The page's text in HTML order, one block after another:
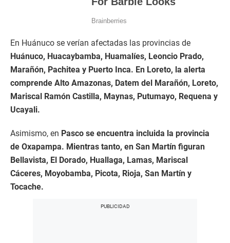
En Huánuco se verían afectadas las provincias de
Huánuco, Huacaybamba, Huamalíes, Leoncio Prado,
Marañón, Pachitea y Puerto Inca. En Loreto, la alerta
comprende Alto Amazonas, Datem del Marañón, Loreto,
Mariscal Ramón Castilla, Maynas, Putumayo, Requena y
Ucayali.
Asimismo, en Pasco se encuentra incluida la provincia
de Oxapampa. Mientras tanto, en San Martín figuran
Bellavista, El Dorado, Huallaga, Lamas, Mariscal
Cáceres, Moyobamba, Picota, Rioja, San Martín y
Tocache.